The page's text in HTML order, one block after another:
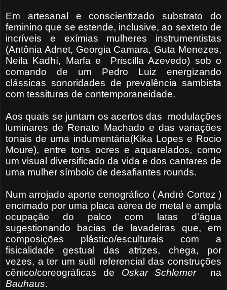
Em artesanal e conscientizado substrato do
feminino que se estende, inclusive, ao sexteto de
incríveis e exímias mulheres instrumentistas
(Antônia Adnet, Georgia Camara, Guta Menezes,
Neila Kadhí, Marfa e
Priscilla Azevedo) sob o
comando de um Pedro Luiz energizando
clássicas sonoridades de prevalência sambista
com tessituras de contemporaneidade.
Aos quais se juntam os acertos das
modulações
luminares de Renato Machado e das variações
tonais de uma indumentária(Kika Lopes e Rocio
Moure), entre tons ocres e aquarelados, como
um visual diversificado da vida e dos cantares de
uma mulher símbolo de desafiantes rounds.
Num arrojado aporte cenográfico ( André Cortez )
encimado por uma placa aérea de metal e ampla
ocupação do palco com latas d’água
sugestionando bacias de lavadeiras que, em
composições plástico/esculturais com a
fisicalidade gestual das atrizes, chega, por
vezes, a ter um sutil referencial das construções
cênico/coreográficas de Oskar Schlemer
na
Bauhaus.